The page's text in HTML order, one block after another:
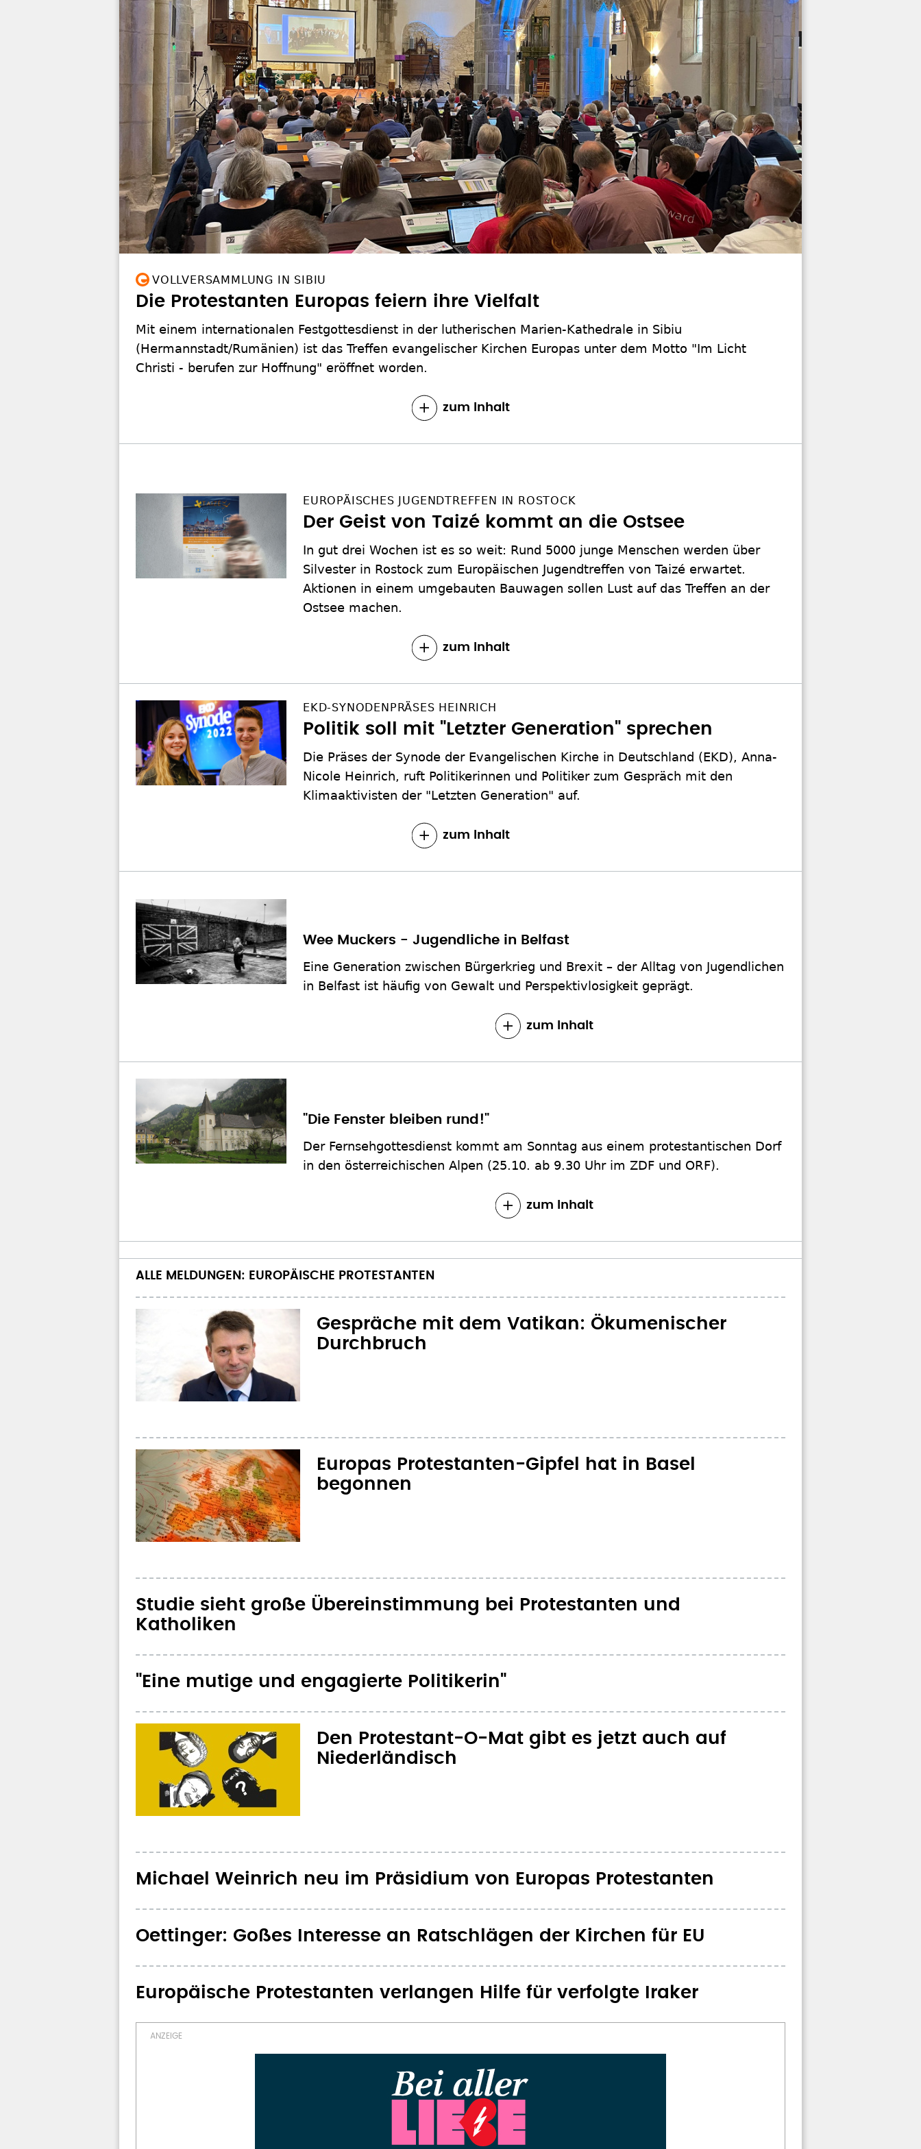
VOLLVERSAMMLUNG IN SIBIU
Die Protestanten Europas feiern ihre Vielfalt
Mit einem internationalen Festgottesdienst in der lutherischen Marien-Kathedrale in Sibiu
(Hermannstadt/Rumänien) ist das Treffen evangelischer Kirchen Europas unter dem Motto "Im Licht
Christi - berufen zur Hoffnung" eröffnet worden.
zum Inhalt
EUROPÄISCHES JUGENDTREFFEN IN ROSTOCK
Der Geist von Taizé kommt an die Ostsee
In gut drei Wochen ist es so weit: Rund 5000 junge Menschen werden über
Silvester in Rostock zum Europäischen Jugendtreffen von Taizé erwartet.
Aktionen in einem umgebauten Bauwagen sollen Lust auf das Treffen an der
Ostsee machen.
zum Inhalt
EKD-SYNODENPRÄSES HEINRICH
Politik soll mit "Letzter Generation" sprechen
Die Präses der Synode der Evangelischen Kirche in Deutschland (EKD), Anna-
Nicole Heinrich, ruft Politikerinnen und Politiker zum Gespräch mit den
Klimaaktivisten der "Letzten Generation" auf.
zum Inhalt
Wee Muckers - Jugendliche in Belfast
Eine Generation zwischen Bürgerkrieg und Brexit – der Alltag von Jugendlichen
in Belfast ist häufig von Gewalt und Perspektivlosigkeit geprägt.
zum Inhalt
"Die Fenster bleiben rund!"
Der Fernsehgottesdienst kommt am Sonntag aus einem protestantischen Dorf
in den österreichischen Alpen (25.10. ab 9.30 Uhr im ZDF und ORF).
zum Inhalt
ALLE MELDUNGEN: EUROPÄISCHE PROTESTANTEN
Gespräche mit dem Vatikan: Ökumenischer
Durchbruch
Europas Protestanten-Gipfel hat in Basel
begonnen
Studie sieht große Übereinstimmung bei Protestanten und
Katholiken
"Eine mutige und engagierte Politikerin"
Den Protestant-O-Mat gibt es jetzt auch auf
Niederländisch
Michael Weinrich neu im Präsidium von Europas Protestanten
Oettinger: Goßes Interesse an Ratschlägen der Kirchen für EU
Europäische Protestanten verlangen Hilfe für verfolgte Iraker